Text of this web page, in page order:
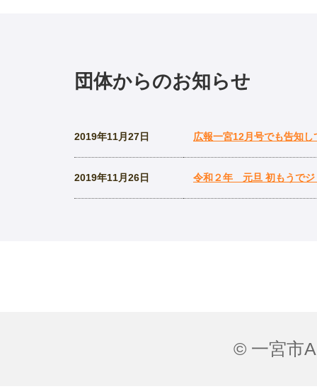
団体からのお知らせ
2019年11月27日 広報一宮12月号でも告知し
2019年11月26日 令和２年 元旦 初もうでジ
© 一宮市